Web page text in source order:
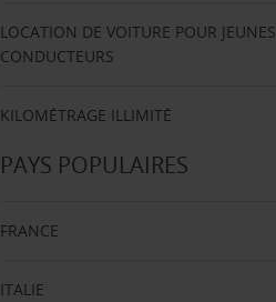
LOCATION DE VOITURE POUR JEUNES
CONDUCTEURS
KILOMÉTRAGE ILLIMITÉ
PAYS POPULAIRES
FRANCE
ITALIE